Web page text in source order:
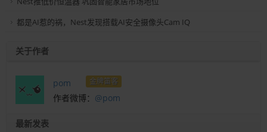
都是AI惹的祸，Nest发现搭载AI安全摄像头Cam IQ
关于作者
pom 金牌笛客
作者微博： @pom
最新发表